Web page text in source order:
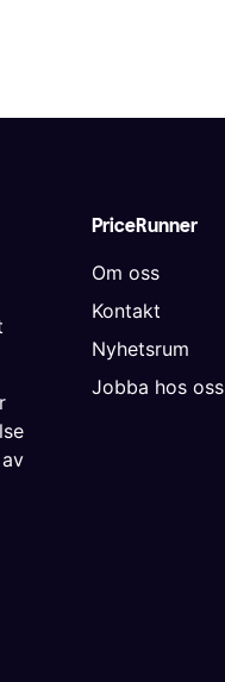
PriceRunner
Om oss
Kontakt
Nyhetsrum
Jobba hos oss